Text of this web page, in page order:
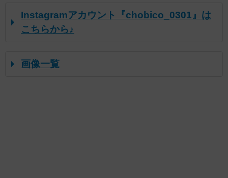
Instagramアカウント『chobico_0301』は
こちらから♪
画像一覧